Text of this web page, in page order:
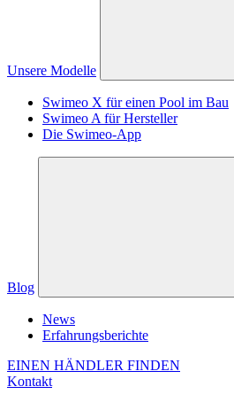
Unsere Modelle
Swimeo X für einen Pool im Bau
Swimeo A für Hersteller
Die Swimeo-App
Blog
News
Erfahrungsberichte
EINEN HÄNDLER FINDEN
Kontakt